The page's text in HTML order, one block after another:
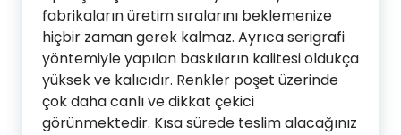
fabrikaların üretim sıralarını beklemenize
hiçbir zaman gerek kalmaz. Ayrıca serigrafi
yöntemiyle yapılan baskıların kalitesi oldukça
yüksek ve kalıcıdır. Renkler poşet üzerinde
çok daha canlı ve dikkat çekici
görünmektedir. Kısa sürede teslim alacağınız